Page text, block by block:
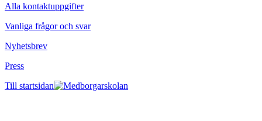
Alla kontaktuppgifter
Vanliga frågor och svar
Nyhetsbrev
Press
Till startsidan